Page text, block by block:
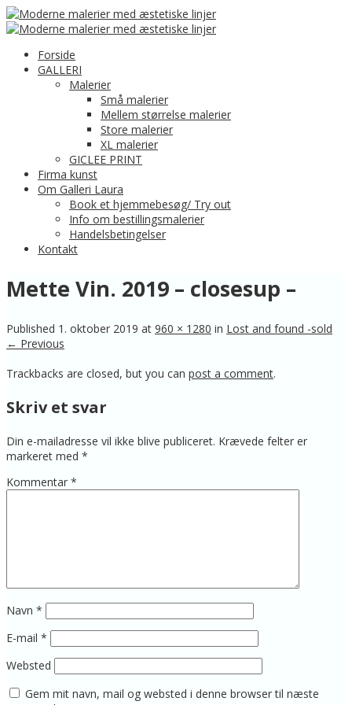
Forside
GALLERI
Malerier
Små malerier
Mellem størrelse malerier
Store malerier
XL malerier
GICLEE PRINT
Firma kunst
Om Galleri Laura
Book et hjemmebesøg/ Try out
Info om bestillingsmalerier
Handelsbetingelser
Kontakt
Mette Vin. 2019 – closesup –
Published 1. oktober 2019 at 960 × 1280 in Lost and found -sold
← Previous
Trackbacks are closed, but you can post a comment.
Skriv et svar
Din e-mailadresse vil ikke blive publiceret. Krævede felter er
markeret med *
Kommentar *
Navn *
E-mail *
Websted
Gem mit navn, mail og websted i denne browser til næste